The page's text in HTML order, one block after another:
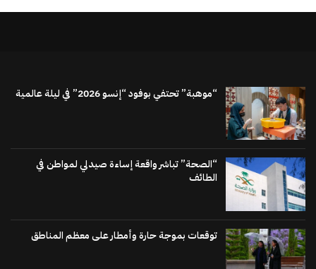
“موهبة” تحتفي بوفود “إنسو 2026” في ليلة عالمية
“الصحة” تباشر واقعة إساءة صيدلي لمواطن في
الطائف
توقعات بموجة حارة وأمطار على معظم المناطق